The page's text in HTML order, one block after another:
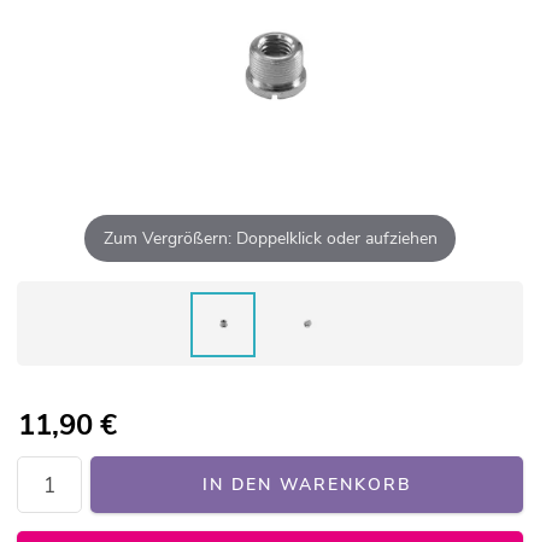
Zum Vergrößern: Doppelklick oder aufziehen
11,90€
IN DEN WARENKORB